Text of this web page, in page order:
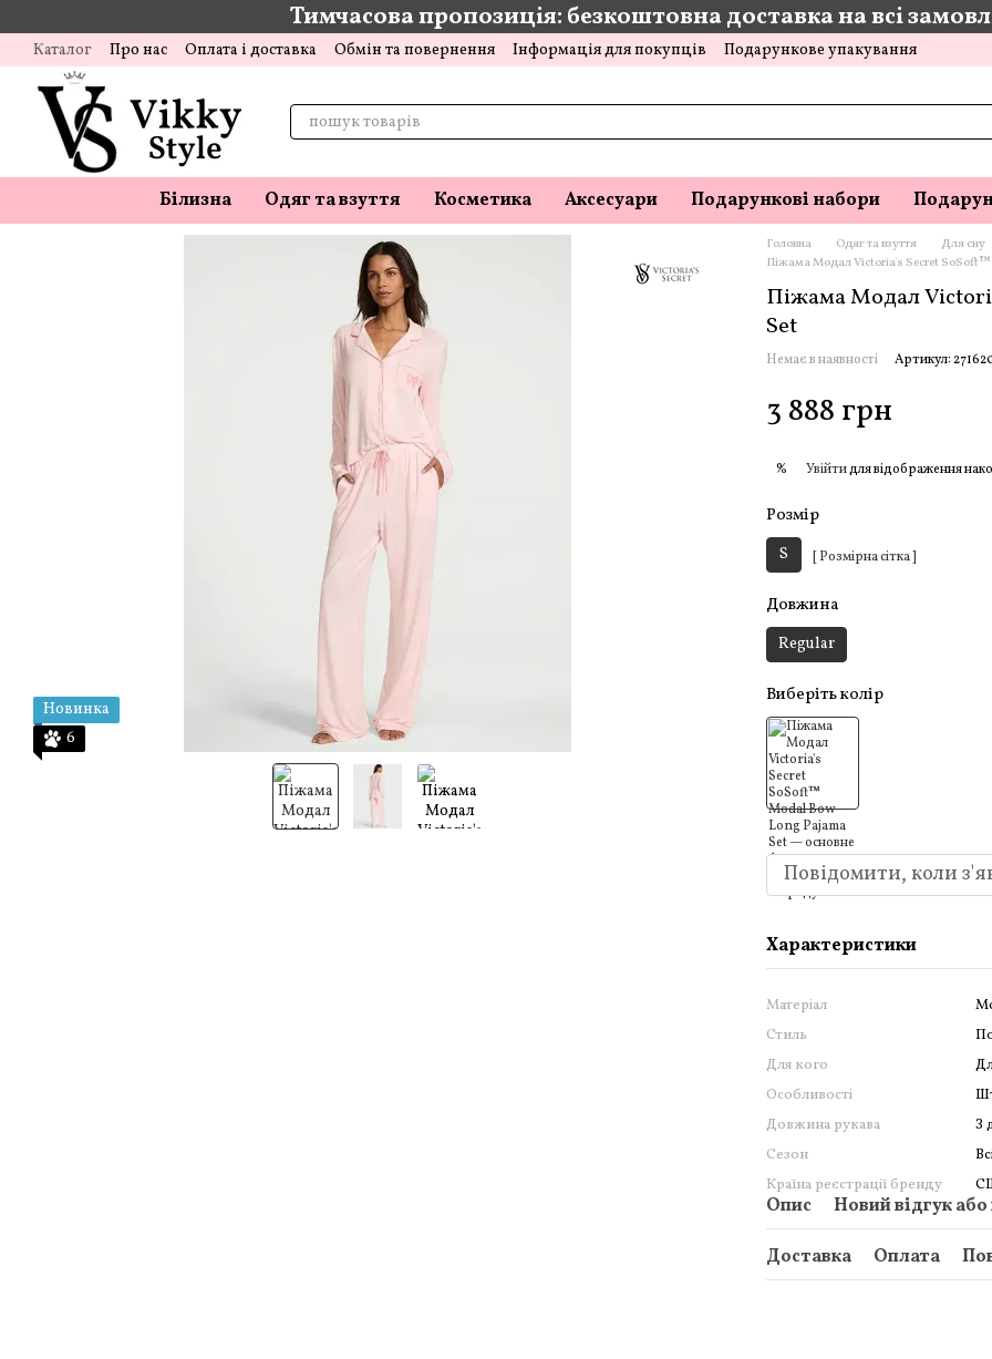
Тимчасова пропозиція: безкоштовна доставка на всі
Каталог Про нас Оплата і доставка Обмін та повернення Інформація для покупців
Подарункове упакування
Відгуки про магазин
Блог
Білизна Одяг та взуття Косметика Аксесуари Подарункові набори
Новинка
6
Головна Одяг та взуття Для сну
Піжама Модал Victoria's Secret SoSoft™
Піжама Модал
Set
Немає в наявності Артикул:
3 888 грн
% Увійтидля відображення
Розмір
S [ Розмірна сітка ]
Довжина
Regular
Виберіть колір
Повідомити, коли
Характеристики
Матеріал
Стиль
Для кого
Особливості
Довжина рукава
З
Сезон
Країна реєстрації бренду
Опис Новий відгук
Доставка Оплата